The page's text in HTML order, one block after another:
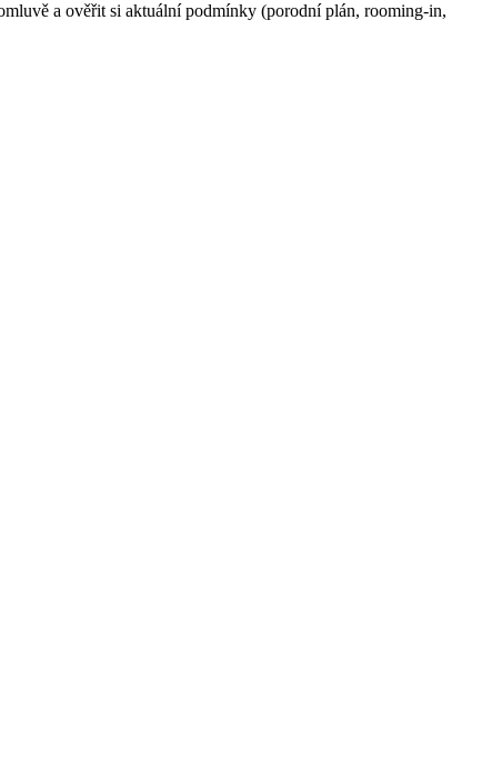
a ověřit si aktuální podmínky (porodní plán, rooming-in,